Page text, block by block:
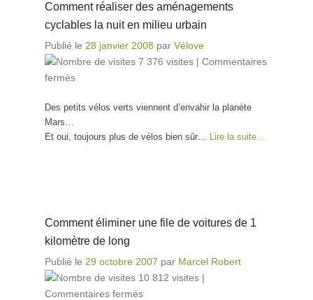
Comment réaliser des aménagements
cyclables la nuit en milieu urbain
Publié le 28 janvier 2008 par Vélove
7 376 visites | Commentaires
fermés
Des petits vélos verts viennent d’envahir la planète
Mars…
Et oui, toujours plus de vélos bien sûr… Lire la suite…
Comment éliminer une file de voitures de 1
kilomètre de long
Publié le 29 octobre 2007 par Marcel Robert
10 812 visites |
Commentaires fermés